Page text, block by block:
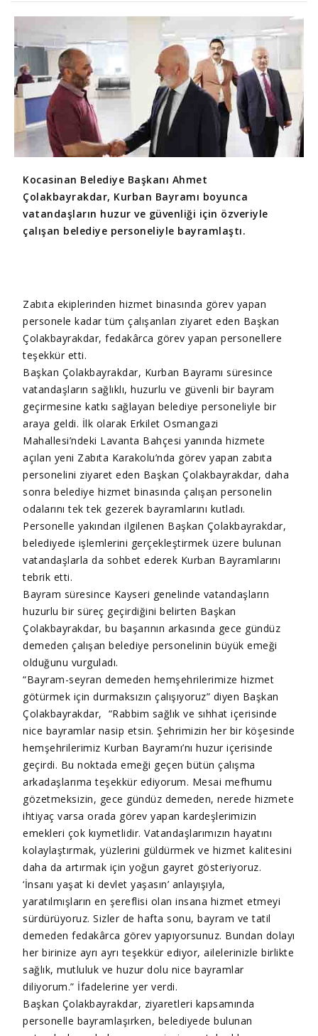
Kocasinan Belediye Başkanı Ahmet
Çolakbayrakdar, Kurban Bayramı boyunca
vatandaşların huzur ve güvenliği için özveriyle
çalışan belediye personeliyle bayramlaştı.
Zabıta ekiplerinden hizmet binasında görev yapan
personele kadar tüm çalışanları ziyaret eden Başkan
Çolakbayrakdar, fedakârca görev yapan personellere
teşekkür etti.
Başkan Çolakbayrakdar, Kurban Bayramı süresince
vatandaşların sağlıklı, huzurlu ve güvenli bir bayram
geçirmesine katkı sağlayan belediye personeliyle bir
araya geldi. İlk olarak Erkilet Osmangazi
Mahallesi’ndeki Lavanta Bahçesi yanında hizmete
açılan yeni Zabıta Karakolu’nda görev yapan zabıta
personelini ziyaret eden Başkan Çolakbayrakdar, daha
sonra belediye hizmet binasında çalışan personelin
odalarını tek tek gezerek bayramlarını kutladı.
Personelle yakından ilgilenen Başkan Çolakbayrakdar,
belediyede işlemlerini gerçekleştirmek üzere bulunan
vatandaşlarla da sohbet ederek Kurban Bayramlarını
tebrik etti.
Bayram süresince Kayseri genelinde vatandaşların
huzurlu bir süreç geçirdiğini belirten Başkan
Çolakbayrakdar, bu başarının arkasında gece gündüz
demeden çalışan belediye personelinin büyük emeği
olduğunu vurguladı.
“Bayram-seyran demeden hemşehrilerimize hizmet
götürmek için durmaksızın çalışıyoruz” diyen Başkan
Çolakbayrakdar, “Rabbim sağlık ve sıhhat içerisinde
nice bayramlar nasip etsin. Şehrimizin her bir köşesinde
hemşehrilerimiz Kurban Bayramı’nı huzur içerisinde
geçirdi. Bu noktada emeği geçen bütün çalışma
arkadaşlarıma teşekkür ediyorum. Mesai mefhumu
gözetmeksizin, gece gündüz demeden, nerede hizmete
ihtiyaç varsa orada görev yapan kardeşlerimizin
emekleri çok kıymetlidir. Vatandaşlarımızın hayatını
kolaylaştırmak, yüzlerini güldürmek ve hizmet kalitesini
daha da artırmak için yoğun gayret gösteriyoruz.
‘İnsanı yaşat ki devlet yaşasın’ anlayışıyla,
yaratılmışların en şereflisi olan insana hizmet etmeyi
sürdürüyoruz. Sizler de hafta sonu, bayram ve tatil
demeden fedakârca görev yapıyorsunuz. Bundan dolayı
her birinize ayrı ayrı teşekkür ediyor, ailelerinizle birlikte
sağlık, mutluluk ve huzur dolu nice bayramlar
diliyorum.” İfadelerine yer verdi.
Başkan Çolakbayrakdar, ziyaretleri kapsamında
personelle bayramlaşırken, belediyede bulunan